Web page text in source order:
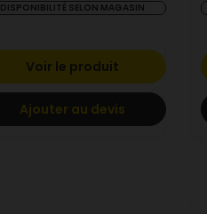
DISPONIBILITÉ SELON MAGASIN
Voir le produit
Ajouter au devis